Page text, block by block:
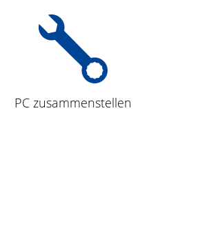
PC zusammenstellen